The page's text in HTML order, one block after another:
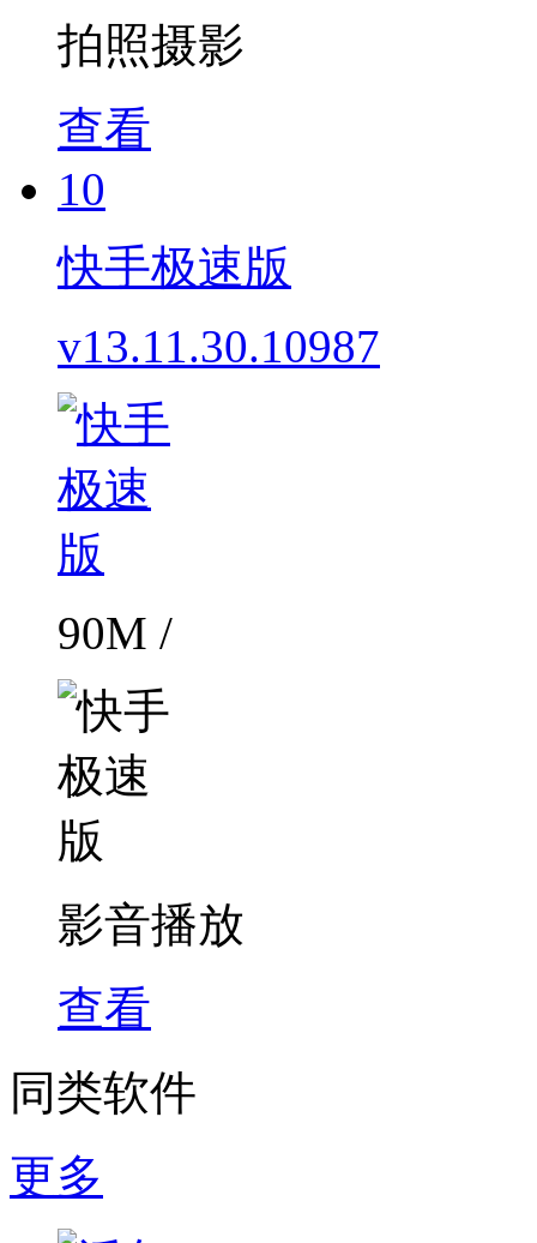
拍照摄影
查看
10
快手极速版
v13.11.30.10987
90M /
影音播放
查看
同类软件
更多